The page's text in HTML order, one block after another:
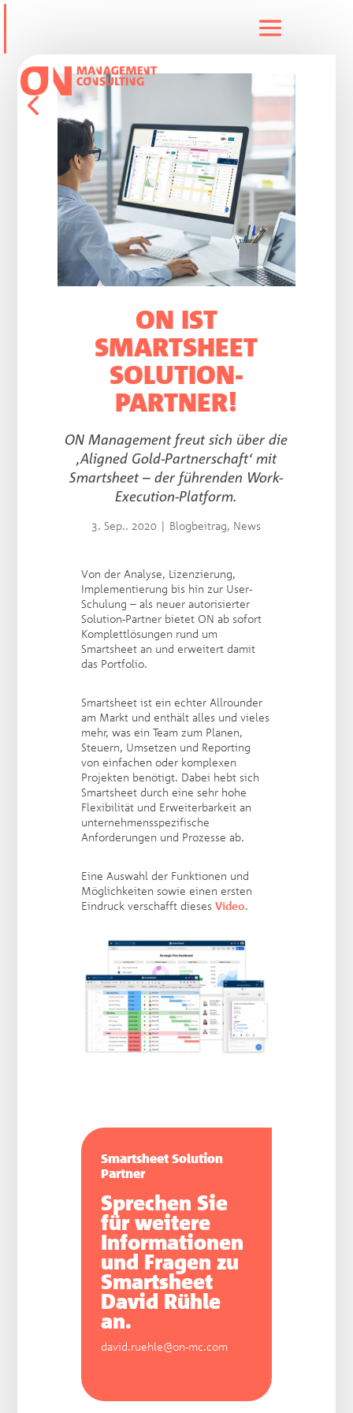
ON IST
SMARTSHEET
SOLUTION-
PARTNER!
ON Management freut sich über die
‚Aligned Gold-Partnerschaft‘ mit
Smartsheet – der führenden Work-
Execution-Platform.
3. Sep.. 2020 | Blogbeitrag, News
Von der Analyse, Lizenzierung,
Implementierung bis hin zur User-
Schulung – als neuer autorisierter
Solution-Partner bietet ON ab sofort
Komplettlösungen rund um
Smartsheet an und erweitert damit
das Portfolio.
Smartsheet ist ein echter Allrounder
am Markt und enthält alles und vieles
mehr, was ein Team zum Planen,
Steuern, Umsetzen und Reporting
von einfachen oder komplexen
Projekten benötigt. Dabei hebt sich
Smartsheet durch eine sehr hohe
Flexibilität und Erweiterbarkeit an
unternehmensspezifische
Anforderungen und Prozesse ab.
Eine Auswahl der Funktionen und
Möglichkeiten sowie einen ersten
Eindruck verschafft diesesVideo.
Smartsheet Solution
Partner
Sprechen Sie
für weitere
Informationen
und Fragen zu
Smartsheet
David Rühle
an.
david.ruehle@on-mc.com